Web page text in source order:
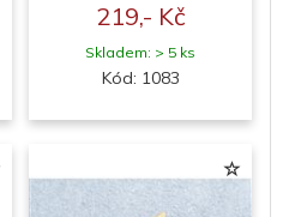
219,- Kč
Skladem: > 5 ks
Kód: 1083